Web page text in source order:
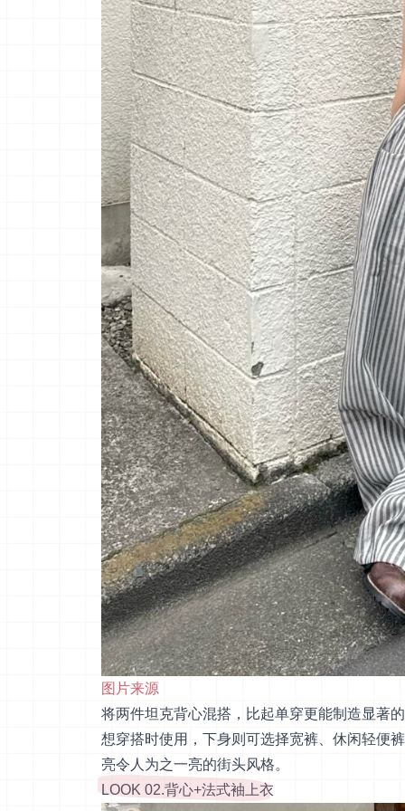
图片来源
将两件坦克背心混搭，比起单穿更能制造显著
想穿搭时使用，下身则可选择宽裤、休闲轻便
亮令人为之一亮的街头风格。
LOOK 02.背心+法式袖上衣